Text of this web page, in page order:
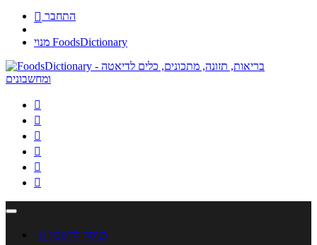
 התחבר
מנוי FoodsDictionary






 כניסה לחשבון